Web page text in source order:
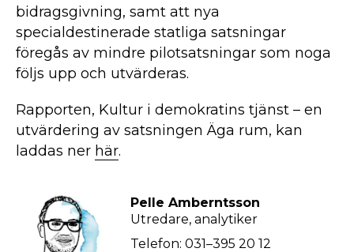
bidragsgivning, samt att nya
specialdestinerade statliga satsningar
föregås av mindre pilotsatsningar som noga
följs upp och utvärderas.
Rapporten, Kultur i demokratins tjänst – en
utvärdering av satsningen Äga rum, kan
laddas ner här.
Pelle Amberntsson
Utredare, analytiker
Telefon: 031–395 20 12